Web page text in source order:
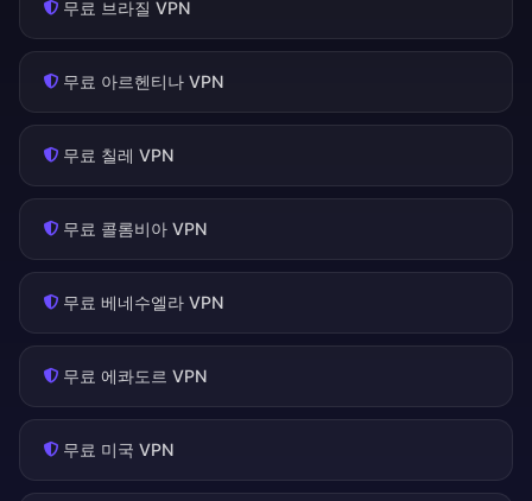
무료 브라질 VPN
무료 아르헨티나 VPN
무료 칠레 VPN
무료 콜롬비아 VPN
무료 베네수엘라 VPN
무료 에콰도르 VPN
무료 미국 VPN